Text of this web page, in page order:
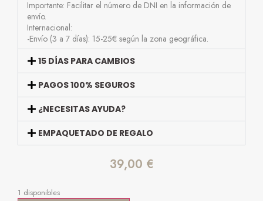
Importante: Facilitar el número de DNI en la información de
envío.
Internacional:
-Envío (3 a 7 días): 15-25€ según la zona geográfica.
15 DÍAS PARA CAMBIOS
PAGOS 100% SEGUROS
¿NECESITAS AYUDA?
EMPAQUETADO DE REGALO
39,00 €
1 disponibles